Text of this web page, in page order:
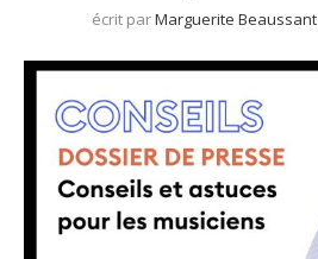
écrit parMarguerite Beaussant